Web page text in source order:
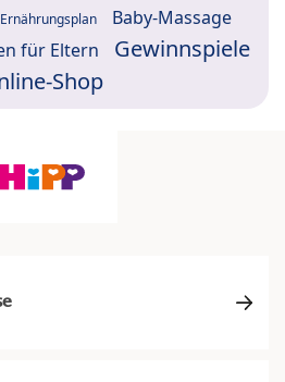
Ernährungsplan Baby-Massage
für Eltern
Gewinnspiele
Shop